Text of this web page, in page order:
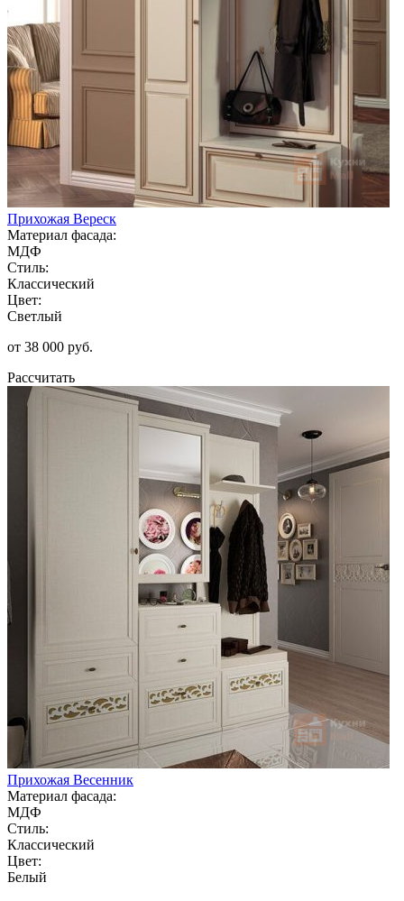
Прихожая Вереск
Материал фасада:
МДФ
Стиль:
Классический
Цвет:
Светлый
от 38 000 руб.
Рассчитать
Прихожая Весенник
Материал фасада:
МДФ
Стиль:
Классический
Цвет:
Белый